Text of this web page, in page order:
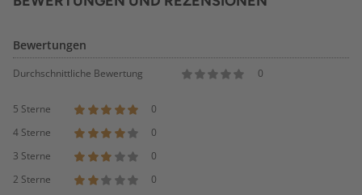
Bewertungen
Durchschnittliche Bewertung 0
5 Sterne
0
4 Sterne
0
3 Sterne
0
2 Sterne
0